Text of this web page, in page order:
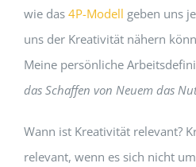
wie das 4P-Modell geben uns
uns der Kreativität nähern
Meine persönliche
das Schaffen von Neuem das
Wann ist Kreativität relevant?
relevant, wenn es sich nicht